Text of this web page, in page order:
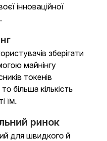
інноваційної
зберігати
майнінгу
токенів
більша кількість
їм.
ринок
для швидкого й